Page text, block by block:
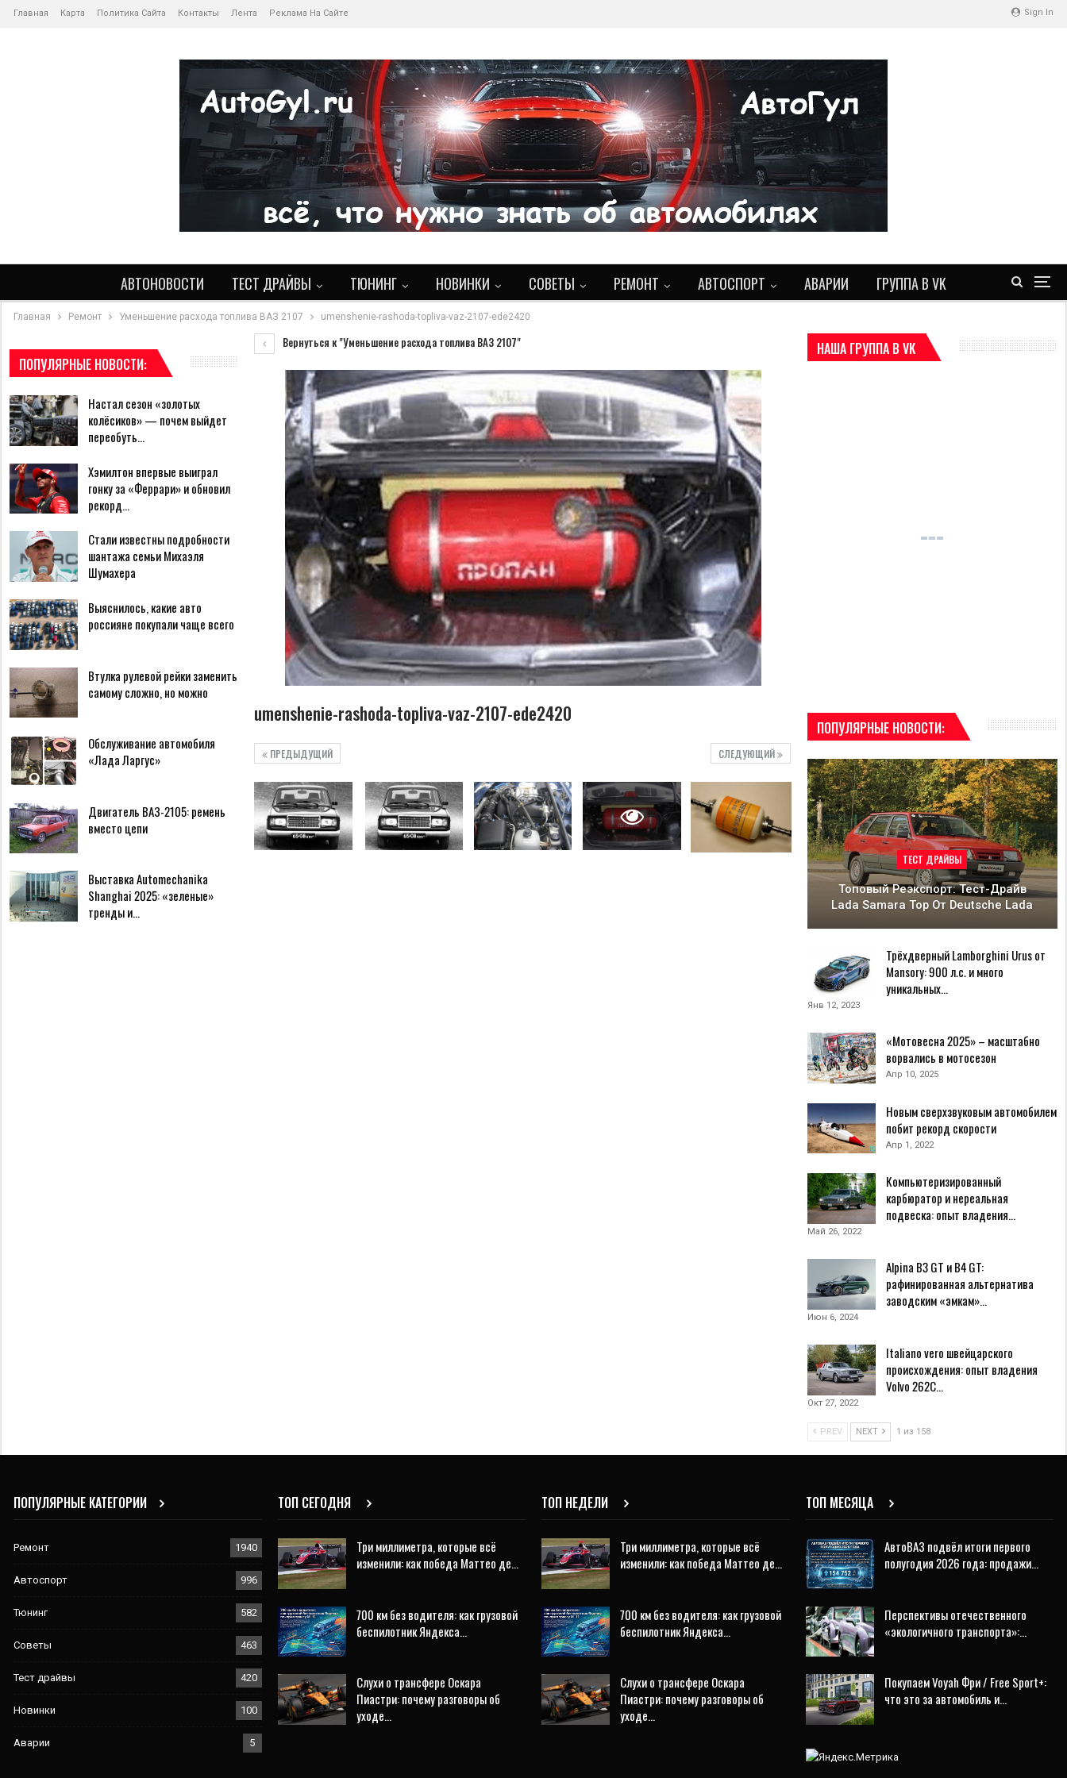
Sign In
Главная Карта Политика Сайта Контакты Лента Реклама На Сайте
АВТОНОВОСТИ ТЕСТ ДРАЙВЫ ТЮНИНГ НОВИНКИ СОВЕТЫ РЕМОНТ АВТОСПОРТ АВАРИИ ГРУППА В VK
Главная Ремонт Уменьшение расхода топлива ВАЗ 2107 umenshenie-rashoda-topliva-vaz-2107-ede2420
Вернуться к "Уменьшение расхода топлива ВАЗ 2107"
umenshenie-rashoda-topliva-vaz-2107-ede2420
СЛЕДУЮЩИЙ
ПРЕДЫДУЩИЙ
НАША ГРУППА В VK
ПОПУЛЯРНЫЕ НОВОСТИ:
ТЕСТ ДРАЙВЫ
Топовый Реэкспорт: Тест-Драйв
Lada Samara Top От Deutsche Lada
Трёхдверный Lamborghini Urus от
Mansory: 900 л.с. и много
уникальных…
Янв 12, 2023
«Мотовесна 2025» – масштабно
ворвались в мотосезон
Апр 10, 2025
Новым сверхзвуковым автомобилем
побит рекорд скорости
Апр 1, 2022
Компьютеризированный
карбюратор и нереальная
подвеска: опыт владения…
Май 26, 2022
Alpina B3 GT и B4 GT:
рафинированная альтернатива
заводским «эмкам»…
Июн 6, 2024
Italiano vero швейцарского
происхождения: опыт владения
Volvo 262С…
Окт 27, 2022
PREV NEXT 1 из 158
ПОПУЛЯРНЫЕ НОВОСТИ:
Настал сезон «золотых
колёсиков» — почем выйдет
переобуть…
Хэмилтон впервые выиграл
гонку за «Феррари» и обновил
рекорд…
Стали известны подробности
шантажа семьи Михаэля
Шумахера
Выяснилось, какие авто
россияне покупали чаще всего
Втулка рулевой рейки заменить
самому сложно, но можно
Обслуживание автомобиля
«Лада Ларгус»
Двигатель ВАЗ-2105: ремень
вместо цепи
Выставка Automechanika
Shanghai 2025: «зеленые»
тренды и…
ПОПУЛЯРНЫЕ КАТЕГОРИИ
Ремонт 1940
Автоспорт 996
Тюнинг 582
Советы 463
Тест драйвы 420
Новинки 100
Аварии 5
ТОП СЕГОДНЯ
Три миллиметра, которые всё
изменили: как победа Маттео де…
700 км без водителя: как грузовой
беспилотник Яндекса…
Слухи о трансфере Оскара
Пиастри: почему разговоры об
уходе…
ТОП НЕДЕЛИ
Три миллиметра, которые всё
изменили: как победа Маттео де…
700 км без водителя: как грузовой
беспилотник Яндекса…
Слухи о трансфере Оскара
Пиастри: почему разговоры об
уходе…
ТОП МЕСЯЦА
АвтоВАЗ подвёл итоги первого
полугодия 2026 года: продажи…
Перспективы отечественного
«экологичного транспорта»:…
Покупаем Voyah Фри / Free Sport+:
что это за автомобиль и…